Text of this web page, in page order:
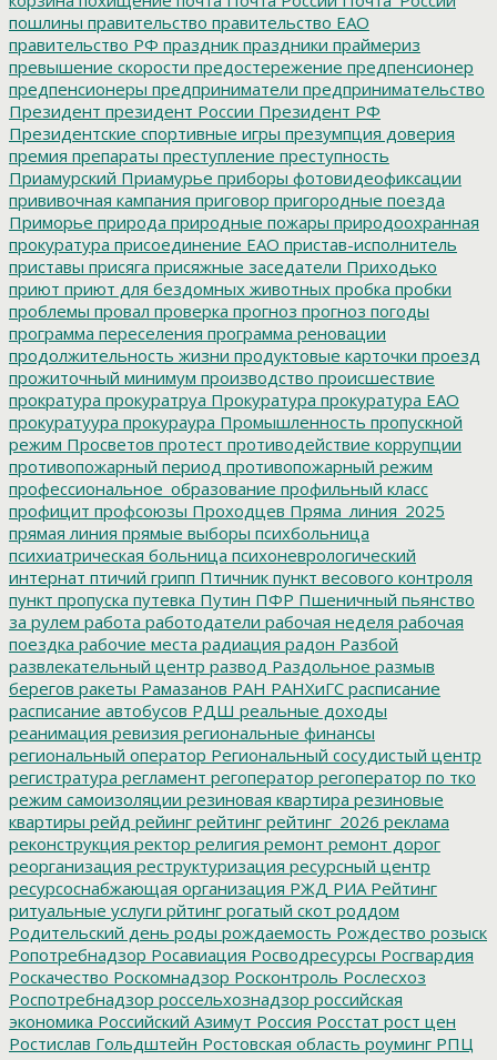
пошлины правительство правительство ЕАО
правительство РФ праздник праздники праймериз
превышение скорости предостережение предпенсионер
предпенсионеры предприниматели предпринимательство
Президент президент России Президент РФ
Президентские спортивные игры презумпция доверия
премия препараты преступление преступность
Приамурский Приамурье приборы фотовидеофиксации
прививочная кампания приговор пригородные поезда
Приморье природа природные пожары природоохранная
прокуратура присоединение ЕАО пристав-исполнитель
приставы присяга присяжные заседатели Приходько
приют приют для бездомных животных пробка пробки
проблемы провал проверка прогноз прогноз погоды
программа переселения программа реновации
продолжительность жизни продуктовые карточки проезд
прожиточный минимум производство происшествие
прократура прокуратруа Прокуратура прокуратура ЕАО
прокуратуура прокураура Промышленность пропускной
режим Просветов протест противодействие коррупции
противопожарный период противопожарный режим
профессиональное_образование профильный класс
профицит профсоюзы Проходцев Пряма_линия_2025
прямая линия прямые выборы психбольница
психиатрическая больница психоневрологический
интернат птичий грипп Птичник пункт весового контроля
пункт пропуска путевка Путин ПФР Пшеничный пьянство
за рулем работа работодатели рабочая неделя рабочая
поездка рабочие места радиация радон Разбой
развлекательный центр развод Раздольное размыв
берегов ракеты Рамазанов РАН РАНХиГС расписание
расписание автобусов РДШ реальные доходы
реанимация ревизия региональные финансы
региональный оператор Региональный сосудистый центр
регистратура регламент регоператор регоператор по тко
режим самоизоляции резиновая квартира резиновые
квартиры рейд рейинг рейтинг рейтинг_2026 реклама
реконструкция ректор религия ремонт ремонт дорог
реорганизация реструктуризация ресурсный центр
ресурсоснабжающая организация РЖД РИА Рейтинг
ритуальные услуги рйтинг рогатый скот роддом
Родительский день роды рождаемость Рождество розыск
Ропотребнадзор Росавиация Росводресурсы Росгвардия
Роскачество Роскомнадзор Росконтроль Рослесхоз
Роспотребнадзор россельхознадзор российская
экономика Российский Азимут Россия Росстат рост цен
Ростислав Гольдштейн Ростовская область роуминг РПЦ